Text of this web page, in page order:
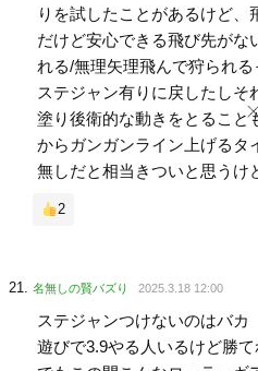
りを試したことがあるけど、
だけど安心できる飛び先が
れる/無理矢理飛んで狩られ
ステジャン有りに戻したしそ
塗り後衛的な動きをとること
からガンガンライン上げるタ
無しだと相当きついと思うけ
2
名無しの賢バズり 2025.3.18 12:00
ステジャンつけないのはバカ
遊びで3.9やる人いるけど勝